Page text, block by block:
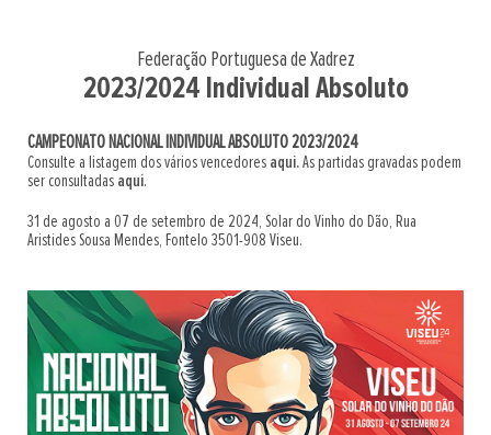
Federação Portuguesa de Xadrez
2023/2024 Individual Absoluto
CAMPEONATO NACIONAL INDIVIDUAL ABSOLUTO 2023/2024
Consulte a listagem dos vários vencedores aqui.As partidas gravadas podem
ser consultadas aqui.
31 de agosto a 07 de setembro de 2024, Solar do Vinho do Dão, Rua
Aristides Sousa Mendes, Fontelo 3501-908 Viseu.